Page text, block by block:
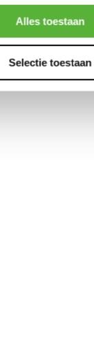
Alles toestaan
Selectie toestaan